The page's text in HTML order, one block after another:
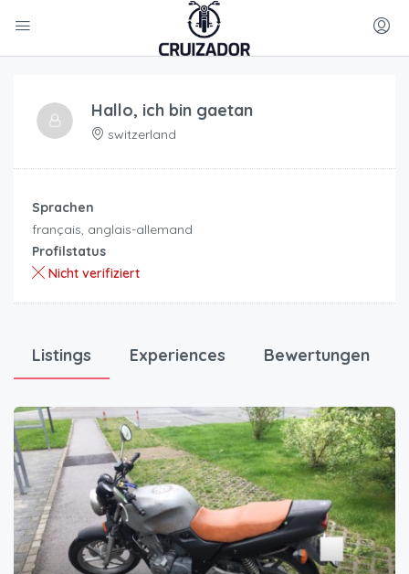
Hallo, ich bin gaetan
switzerland
Sprachen
français, anglais-allemand
Profilstatus
Nicht verifiziert
Listings Experiences Bewertungen